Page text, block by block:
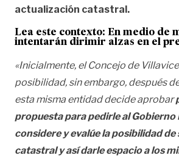
actualización catastral.
Lea este contexto: En medio de
intentarán dirimir alzas en el
«Inicialmente, el Concejo de
posibilidad, sin embargo, después
esta misma entidad decide aprobar
propuesta para pedirle al Gobierno
considere y evalúe la posibilidad
catastral y así darle espacio a los